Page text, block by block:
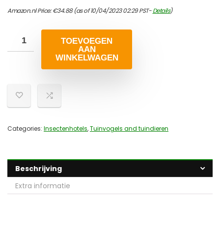
Amazon.nl Price:€34.88(as of 10/04/2023 02:29 PST-Details)
TOEVOEGEN
AAN
WINKELWAGEN
Categories: Insectenhotels,Tuinvogels and tuindieren
Beschrijving
Extra informatie